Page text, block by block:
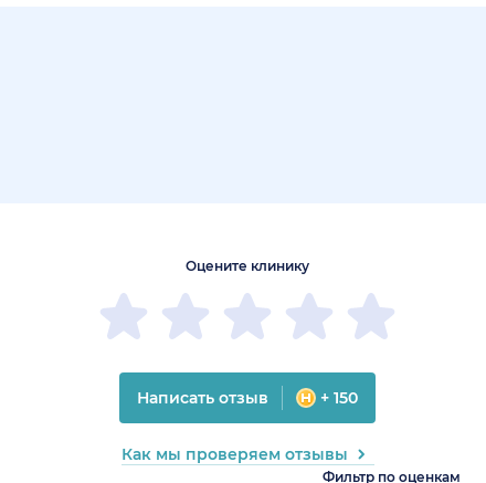
Фильтр по оценкам
Оцените клинику
Написать отзыв + 150
Как мы проверяем отзывы